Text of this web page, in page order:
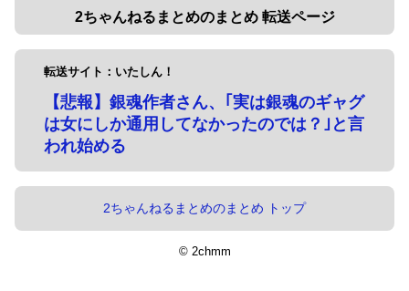
2ちゃんねるまとめのまとめ 転送ページ
転送サイト：いたしん！
【悲報】銀魂作者さん、｢実は銀魂のギャグ
は女にしか通用してなかったのでは？｣と言
われ始める
2ちゃんねるまとめのまとめ トップ
© 2chmm